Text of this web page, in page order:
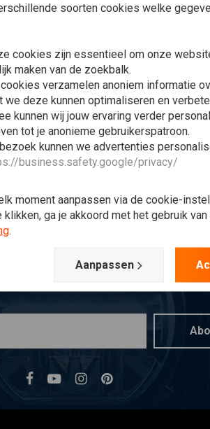
hoogte blijven?
soorten cookies welke
cookies zijn essentieel om onze
maken van de zoekbalk.
verzamelen anoniem informatie
deze kunnen optimaliseren en
kunnen wij jouw ervaring verder
tot je anonieme gebruikerspatroon.
kunnen we advertenties
business.safety.google/privacy/
moment aanpassen via de cookie-
ga je akkoord met het gebruik
.
Aanpassen